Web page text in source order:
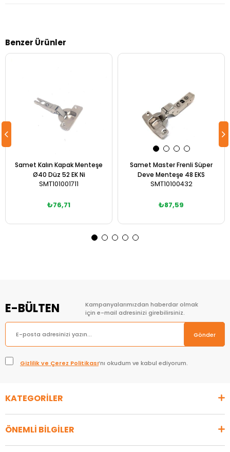
Benzer Ürünler
Samet Kalın Kapak Menteşe
Ø40 Düz 52 EK Ni
SMT101001711
₺76,71
Samet Master Frenli Süper
Deve Menteşe 48 EKS
SMT10100432
₺87,59
E-BÜLTEN
Kampanyalarımızdan haberdar olmak
için e-mail adresinizi girebilirsiniz.
Gönder
Gizlilik ve Çerez Politikası’nı okudum ve kabul ediyorum.
KATEGORİLER
ÖNEMLİ BİLGİLER